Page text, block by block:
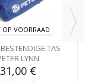
OP VOORRAAD
TAS
LYNN
31,00 €